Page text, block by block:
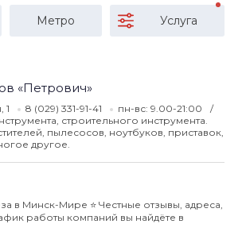
Метро Услуга
«Петрович»
1 8 (029) 331-91-41
пн-вс: 9.00-21:00
строительного инструмента.
пылесосов, ноутбуков, приставок,
другое.
в Минск-Мире ⭐️ Честные отзывы, адреса,
работы компаний вы найдёте в